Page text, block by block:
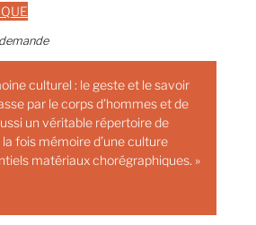
culturel : le geste et le savoir
par le corps d’hommes et de
un véritable répertoire de
fois mémoire d’une culture
matériaux chorégraphiques. »